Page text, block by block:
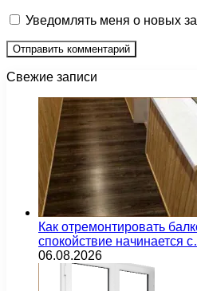
Уведомлять меня о новых
Свежие записи
Как отремонтировать
спокойствие начинается
06.08.2026